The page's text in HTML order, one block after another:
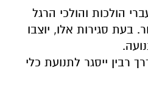
הולכות והולכי הרגל
בעת סגירות אלו, יוצבו
רבין ייסגר לתנועת כלי